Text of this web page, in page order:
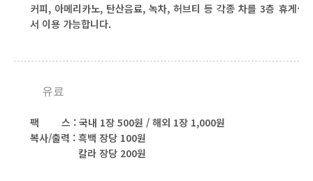
커피, 아메리카노, 탄산음료, 녹차, 허브티 등 각종 차를 3층 휴게실
서 이용 가능합니다.
유료
팩 스 : 국내 1장 500원 / 해외 1장 1,000원
복사/출력 : 흑백 장당 100원
칼라 장당 200원